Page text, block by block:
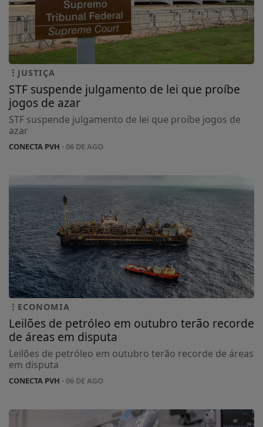
JUSTIÇA
STF suspende julgamento de lei que proíbe
jogos de azar
STF suspende julgamento de lei que proíbe jogos de
azar
CONECTA PVH - 06 DE AGO
ECONOMIA
Leilões de petróleo em outubro terão recorde
de áreas em disputa
Leilões de petróleo em outubro terão recorde de áreas
em disputa
CONECTA PVH - 06 DE AGO